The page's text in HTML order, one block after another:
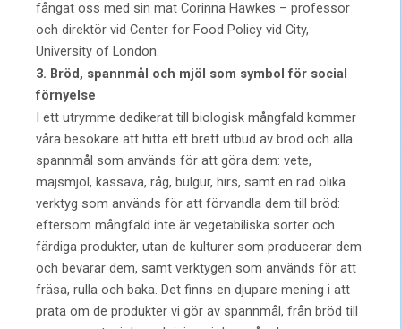
fångat oss med sin mat Corinna Hawkes – professor
och direktör vid Center for Food Policy vid City,
University of London.
3. Bröd, spannmål och mjöl som symbol för social
förnyelse
I ett utrymme dedikerat till biologisk mångfald kommer
våra besökare att hitta ett brett utbud av bröd och alla
spannmål som används för att göra dem: vete,
majsmjöl, kassava, råg, bulgur, hirs, samt en rad olika
verktyg som används för att förvandla dem till bröd:
eftersom mångfald inte är vegetabiliska sorter och
färdiga produkter, utan de kulturer som producerar dem
och bevarar dem, samt verktygen som används för att
fräsa, rulla och baka. Det finns en djupare mening i att
prata om de produkter vi gör av spannmål, från bröd till